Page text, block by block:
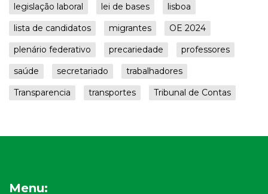
legislação laboral
lei de bases
lisboa
lista de candidatos
migrantes
OE 2024
plenário federativo
precariedade
professores
saúde
secretariado
trabalhadores
Transparencia
transportes Tribunal de Contas
Menu: